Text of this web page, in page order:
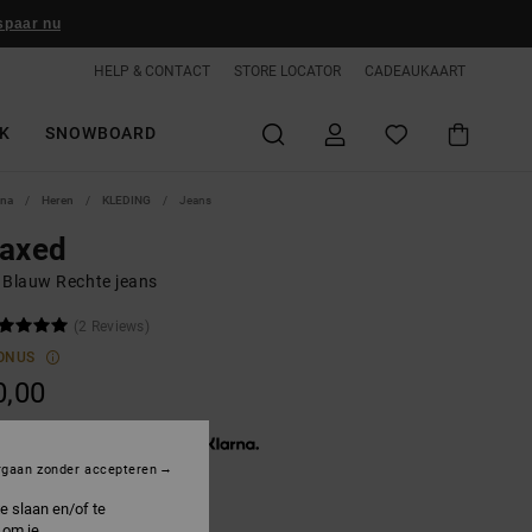
nu
HELP & CONTACT STORE LOCATOR CADEAUKAART
SNOWBOARD
Heren KLEDING Jeans
Blauw Rechte jeans
(2 Reviews)
slaan en/of te
zonder accepteren